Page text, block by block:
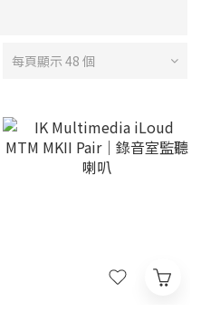
每頁顯示 48 個